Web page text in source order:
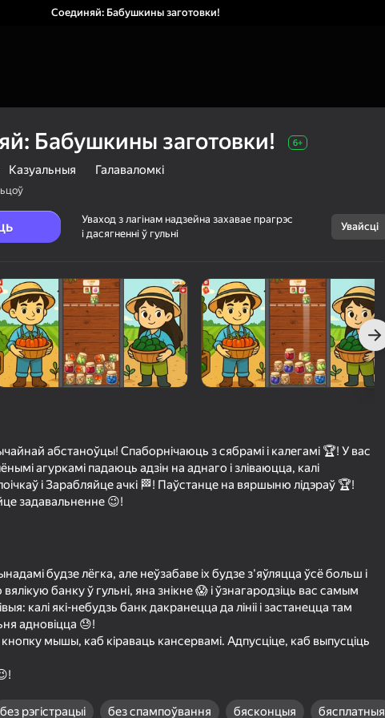
Соединяй: Бабушкины заготовки!
Соединяй:
Бабушкины
заготовки!
6+
Котик Кодит
Казуальныя
Галаваломкі
4,3 Ацэнка гульцоў
Гуляць
Бабушкины заготовки! 6+
Казуальныя Галаваломкі
Уваход з лагінам надзейна захавае прагрэс
і дасягненні ў гульні
Увайсці
абстаноўцы! Спаборнічаюць з сябрамі і калегамі 🏆! У вас
агуркамі падаюць адзін на аднаго і зліваюцца, калі
і Зарабляйце ачкі 🏁! Паўстанце на вяршыню лідэраў 🏆!
задавальненне 😉!
будзе лёгка, але неўзабаве іх будзе з'яўляцца ўсё больш і
банку ў гульні, яна знікне 😱 і ўзнагародзіць вас самым
калі які-небудзь банк дакранецца да лініі і застанецца там
адновіцца 😓!
мышы, каб кіраваць кансервамі. Адпусціце, каб выпусціць
без рэгістрацыі без спампоўвання бясконцыя бясплатныя